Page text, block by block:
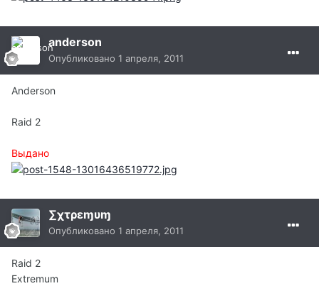
anderson
Опубликовано 1 апреля, 2011
Anderson
Raid 2
Выдано
∑χτρεɱυɱ
Опубликовано 1 апреля, 2011
Raid 2
Extremum